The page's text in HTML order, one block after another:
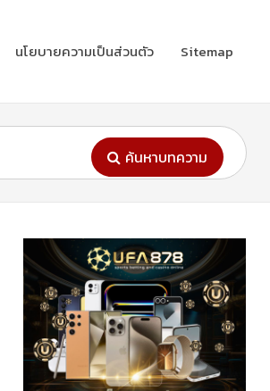
นโยบายความเป็นส่วนตัว Sitemap
ค้นหาบทความ